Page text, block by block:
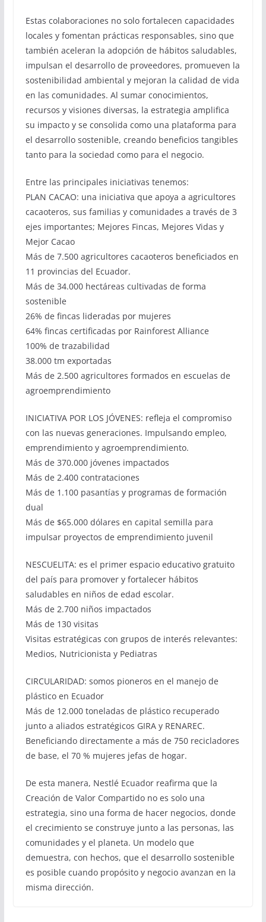
Estas colaboraciones no solo fortalecen capacidades
locales y fomentan prácticas responsables, sino que
también aceleran la adopción de hábitos saludables,
impulsan el desarrollo de proveedores, promueven la
sostenibilidad ambiental y mejoran la calidad de vida
en las comunidades. Al sumar conocimientos,
recursos y visiones diversas, la estrategia amplifica
su impacto y se consolida como una plataforma para
el desarrollo sostenible, creando beneficios tangibles
tanto para la sociedad como para el negocio.
Entre las principales iniciativas tenemos:
PLAN CACAO: una iniciativa que apoya a agricultores
cacaoteros, sus familias y comunidades a través de 3
ejes importantes; Mejores Fincas, Mejores Vidas y
Mejor Cacao
Más de 7.500 agricultores cacaoteros beneficiados en
11 provincias del Ecuador.
Más de 34.000 hectáreas cultivadas de forma
sostenible
26% de fincas lideradas por mujeres
64% fincas certificadas por Rainforest Alliance
100% de trazabilidad
38.000 tm exportadas
Más de 2.500 agricultores formados en escuelas de
agroemprendimiento
INICIATIVA POR LOS JÓVENES: refleja el compromiso
con las nuevas generaciones. Impulsando empleo,
emprendimiento y agroemprendimiento.
Más de 370.000 jóvenes impactados
Más de 2.400 contrataciones
Más de 1.100 pasantías y programas de formación
dual
Más de $65.000 dólares en capital semilla para
impulsar proyectos de emprendimiento juvenil
NESCUELITA: es el primer espacio educativo gratuito
del país para promover y fortalecer hábitos
saludables en niños de edad escolar.
Más de 2.700 niños impactados
Más de 130 visitas
Visitas estratégicas con grupos de interés relevantes:
Medios, Nutricionista y Pediatras
CIRCULARIDAD: somos pioneros en el manejo de
plástico en Ecuador
Más de 12.000 toneladas de plástico recuperado
junto a aliados estratégicos GIRA y RENAREC.
Beneficiando directamente a más de 750 recicladores
de base, el 70 % mujeres jefas de hogar.
De esta manera, Nestlé Ecuador reafirma que la
Creación de Valor Compartido no es solo una
estrategia, sino una forma de hacer negocios, donde
el crecimiento se construye junto a las personas, las
comunidades y el planeta. Un modelo que
demuestra, con hechos, que el desarrollo sostenible
es posible cuando propósito y negocio avanzan en la
misma dirección.